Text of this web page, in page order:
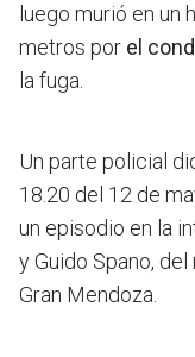
luego murió en un
metros por el
la fuga.
Un parte policial
18.20 del 12 de
un episodio en la
y Guido Spano,
Gran Mendoza.